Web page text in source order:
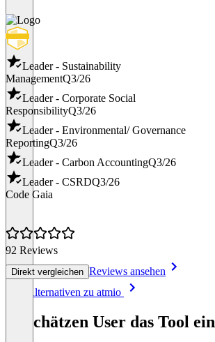
Leader - Sustainability
ManagementQ3/26
Leader - Corporate Social
ResponsibilityQ3/26
Leader - Environmental/ Governance
ReportingQ3/26
Leader - Carbon AccountingQ3/26
Leader - CSRDQ3/26
Code Gaia
92 Reviews
Direkt vergleichen Reviews ansehen
Alle Alternativen zu atmio
So schätzen User das Tool ein